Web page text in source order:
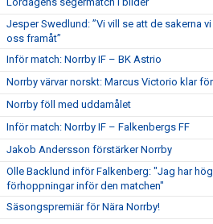
Jesper Swedlund: ”Vi vill se att de sakerna
oss framåt”
Inför match: Norrby IF – BK Astrio
Norrby värvar norskt: Marcus Victorio klar
Norrby föll med uddamålet
Inför match: Norrby IF – Falkenbergs FF
Jakob Andersson förstärker Norrby
Olle Backlund inför Falkenberg: "Jag har
förhoppningar inför den matchen"
Säsongspremiär för Nära Norrby!